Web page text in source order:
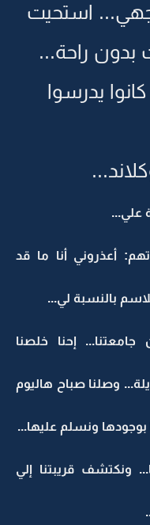
استحيت
راحة...
يدرسوا
علي...
أعذروني أنا ما قد
بالنسبة لي...
إحنا خلصنا
وصلنا صباح هاليوم
بوجودها ونسلم عليها...
ونكتشف قريبتنا إلي